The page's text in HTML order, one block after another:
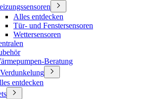
Alles entdecken
Tür- und Fenstersensoren
Wettersensoren
Beratung
entdecken